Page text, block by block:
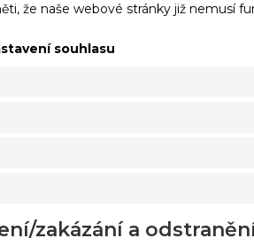
že naše webové stránky již nemusí
souhlasu
zakázání a